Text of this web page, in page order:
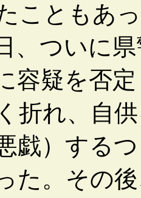
こともあ
、ついに
容疑を否
折れ、自
戯）する
た。その